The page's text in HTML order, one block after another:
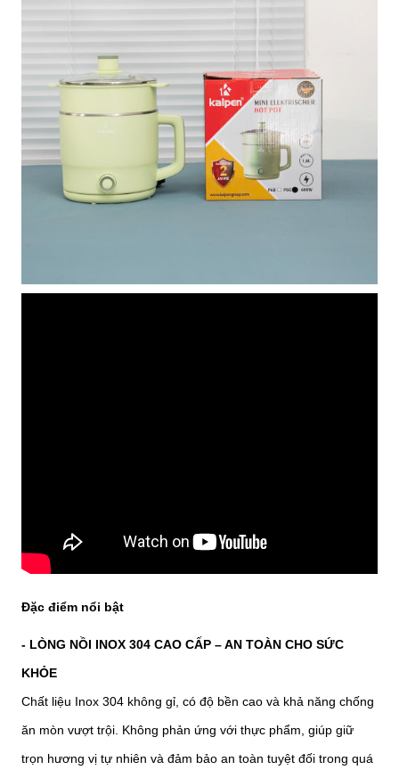
Đặc điểm nổi bật
- LÒNG NỒI INOX 304 CAO CẤP – AN TOÀN CHO SỨC
KHỎE
Chất liệu Inox 304 không gỉ, có độ bền cao và khả năng chống
ăn mòn vượt trội. Không phản ứng với thực phẩm, giúp giữ
trọn hương vị tự nhiên và đảm bảo an toàn tuyệt đối trong quá